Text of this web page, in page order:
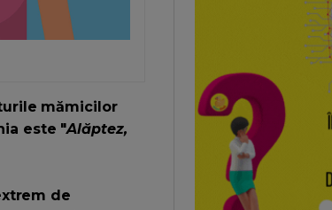
mămicilor
este "Alăptez,
de